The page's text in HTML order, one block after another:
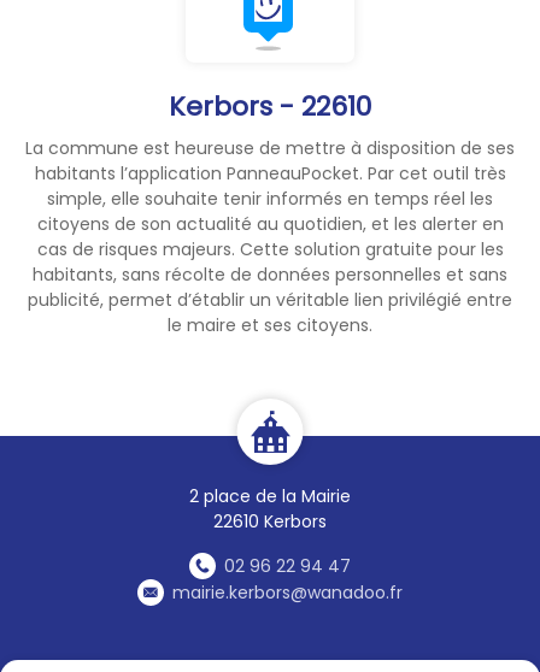
Kerbors - 22610
La commune est heureuse de mettre à disposition de ses
habitants l’application PanneauPocket. Par cet outil très
simple, elle souhaite tenir informés en temps réel les
citoyens de son actualité au quotidien, et les alerter en
cas de risques majeurs. Cette solution gratuite pour les
habitants, sans récolte de données personnelles et sans
publicité, permet d’établir un véritable lien privilégié entre
le maire et ses citoyens.
2 place de la Mairie
22610 Kerbors
02 96 22 94 47
mairie.kerbors@wanadoo.fr